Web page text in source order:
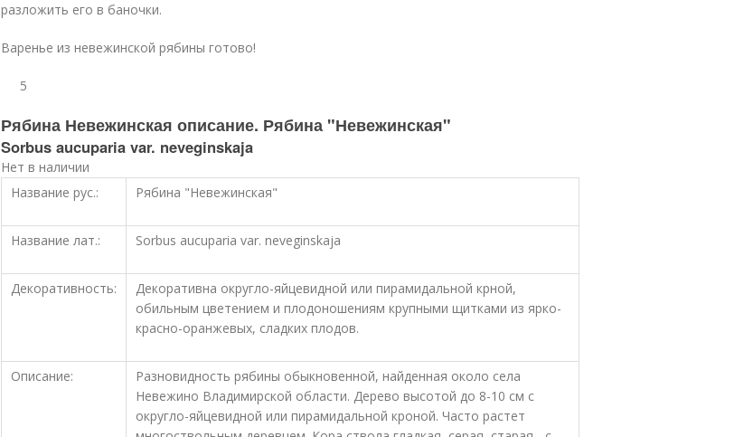
разложить его в баночки.
Варенье из невежинской рябины готово!
5
Рябина Невежинская описание. Рябина "Невежинская"
Sorbus aucuparia var. neveginskaja
Нет в наличии
Название рус.:
Рябина "Невежинская"
Название лат.: Sorbus aucuparia var. neveginskaja
Декоративность:
Декоративна округло-яйцевидной или пирамидальной крной,
обильным цветением и плодоношениям крупными щитками из ярко-
красно-оранжевых, сладких плодов.
Описание:
Разновидность рябины обыкновенной, найденная около села
Невежино Владимирской области. Дерево высотой до 8-10 см с
округло-яйцевидной или пирамидальной кроной. Часто растет